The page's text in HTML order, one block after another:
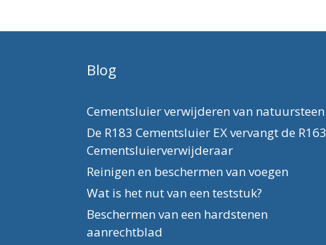
Blog
Cementsluier verwijderen van natuursteen
De R183 Cementsluier EX vervangt de R163
Cementsluierverwijderaar
Reinigen en beschermen van voegen
Wat is het nut van een teststuk?
Beschermen van een hardstenen
aanrechtblad